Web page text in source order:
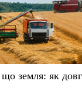
земля: як